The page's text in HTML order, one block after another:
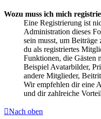
Wozu muss ich mich
Eine Registrierung ist
Administration dieses
sein musst, um
du als registriertes
Funktionen, die Gästen
Beispiel Avatarbilder,
andere Mitglieder,
Wir empfehlen dir eine
und dir zahlreiche
Nach oben